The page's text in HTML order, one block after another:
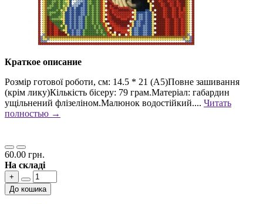
Краткое описание
Розмір готової роботи, см: 14.5 * 21 (А5)Повне зашивання
(крім лику)Кількість бісеру: 79 грам.Матеріал: габардин
ущільнений флізеліном.Малюнок водостійкий.... Читать
полностью →
60.00 грн.
На складі
+
До кошика